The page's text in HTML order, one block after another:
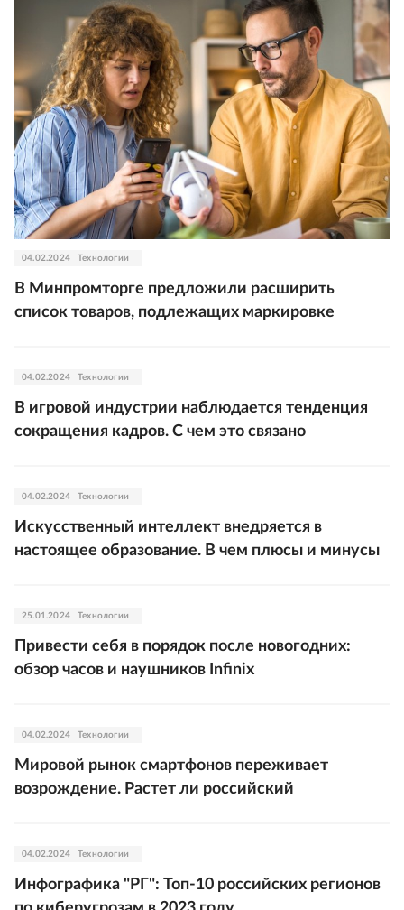
04.02.2024 Технологии
В Минпромторге предложили расширить
список товаров, подлежащих маркировке
04.02.2024 Технологии
В игровой индустрии наблюдается тенденция
сокращения кадров. С чем это связано
04.02.2024 Технологии
Искусственный интеллект внедряется в
настоящее образование. В чем плюсы и минусы
25.01.2024 Технологии
Привести себя в порядок после новогодних:
обзор часов и наушников Infinix
04.02.2024 Технологии
Мировой рынок смартфонов переживает
возрождение. Растет ли российский
04.02.2024 Технологии
Инфографика "РГ": Топ-10 российских регионов